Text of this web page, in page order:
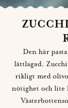
Den här
lättlagad.
rikligt med
nötighet och lite